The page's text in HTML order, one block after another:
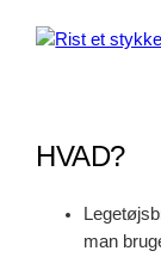
HVAD?
man